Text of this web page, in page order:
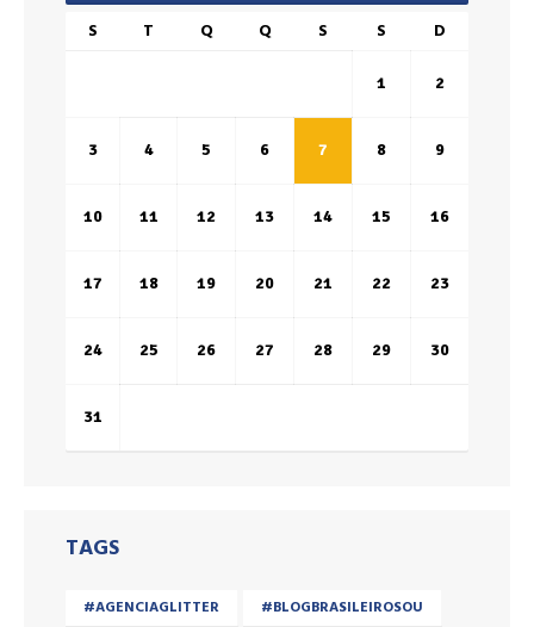
S T Q Q S S D
1 2
3 4 5 6 7 8 9
10 11 12 13 14 15 16
17 18 19 20 21 22 23
24 25 26 27 28 29 30
31
TAGS
#AGENCIAGLITTER
#BLOGBRASILEIROSOU